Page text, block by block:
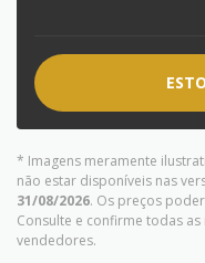
* Imagens meramente
não estar disponíveis nas
31/08/2026. Os preços
Consulte e confirme todas
vendedores.